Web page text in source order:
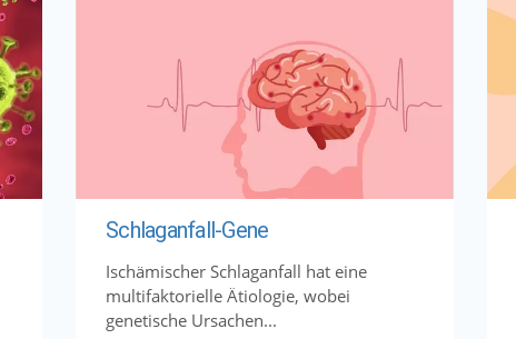
Schlaganfall-Gene
Ischämischer Schlaganfall hat eine
multifaktorielle Ätiologie, wobei
genetische Ursachen...